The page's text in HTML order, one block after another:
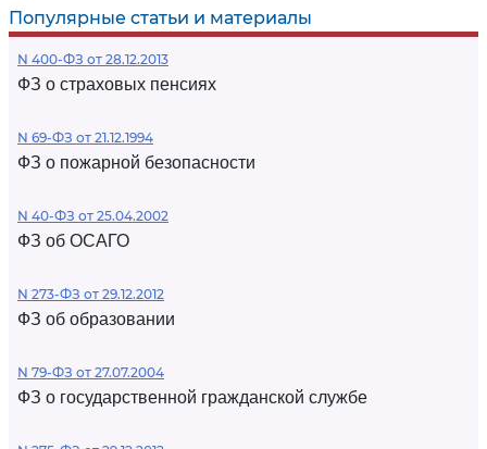
Популярные статьи и материалы
N 400-ФЗ от 28.12.2013
ФЗ о страховых пенсиях
N 69-ФЗ от 21.12.1994
ФЗ о пожарной безопасности
N 40-ФЗ от 25.04.2002
ФЗ об ОСАГО
N 273-ФЗ от 29.12.2012
ФЗ об образовании
N 79-ФЗ от 27.07.2004
ФЗ о государственной гражданской службе